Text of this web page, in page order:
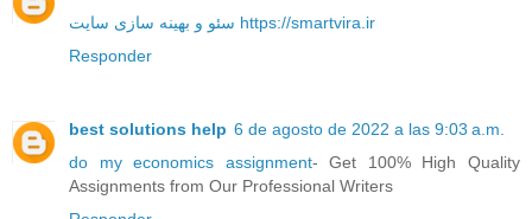
سئو و بهینه سازی سایت https://smartvira.ir
Responder
best solutions help 6 de agosto de 2022 a las 9:03 a.m.
do my economics assignment- Get 100% High Quality
Assignments from Our Professional Writers